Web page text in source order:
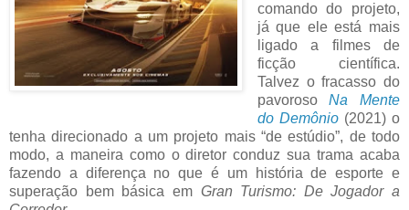
comando do projeto,
já que ele está mais
ligado a filmes de
ficção científica.
Talvez o fracasso do
pavorosoNa Mente
do Demônio(2021) o
tenha direcionado a um projeto mais “de estúdio”, de todo
modo, a maneira como o diretor conduz sua trama acaba
fazendo a diferença no que é um história de esporte e
superação bem básica em Gran Turismo: De Jogador a